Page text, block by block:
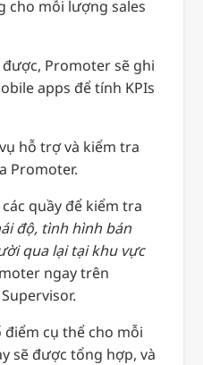
cho mỗi lượng sales
Promoter sẽ ghi
apps để tính KPIs
hỗ trợ và kiểm tra
Promoter.
quầy để kiểm tra
độ, tình hình bán
qua lại tại khu vực
ngay trên
cụ thể cho mỗi
sẽ được tổng hợp, và